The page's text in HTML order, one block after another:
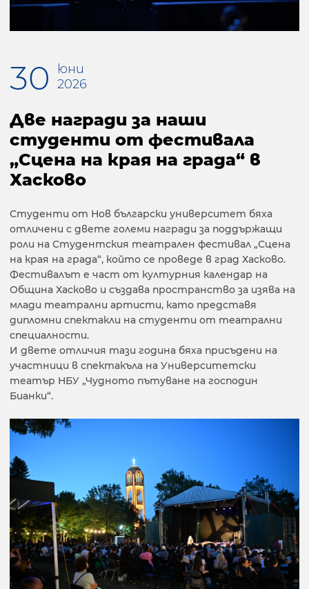
30
юни
2026
Две награди за наши
студенти от фестивала
„Сцена на края на града“ в
Хасково
Студенти от Нов български университет бяха
отличени с двете големи награди за поддържащи
роли на Студентския театрален фестивал „Сцена
на края на града“, който се проведе в град Хасково.
Фестивалът е част от културния календар на
Община Хасково и създава пространство за изява на
млади театрални артисти, като представя
дипломни спектакли на студенти от театрални
специалности.
И двете отличия тази година бяха присъдени на
участници в спектакъла на Университетски
театър НБУ „Чудното пътуване на господин
Бианки“.